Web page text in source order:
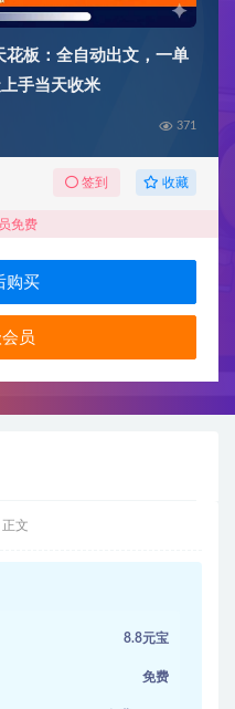
板：全自动出文，一单
手当天收米
371
签到 收藏
免费
购买
员
正文
8.8元宝
免费